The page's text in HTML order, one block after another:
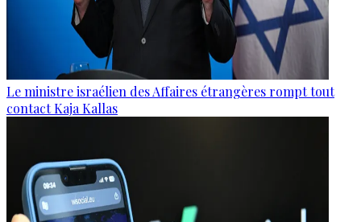
Le ministre israélien des Affaires étrangères rompt tout
contact Kaja Kallas